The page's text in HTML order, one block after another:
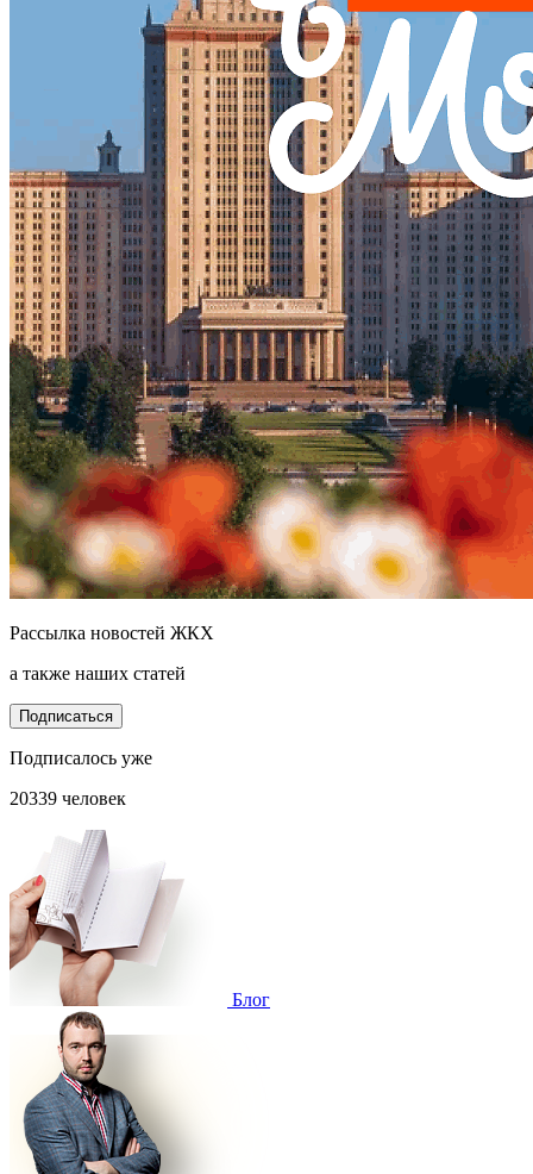
Рассылка новостей ЖКХ
а также наших статей
Подписаться
Подписалось уже
20339 человек
Блог